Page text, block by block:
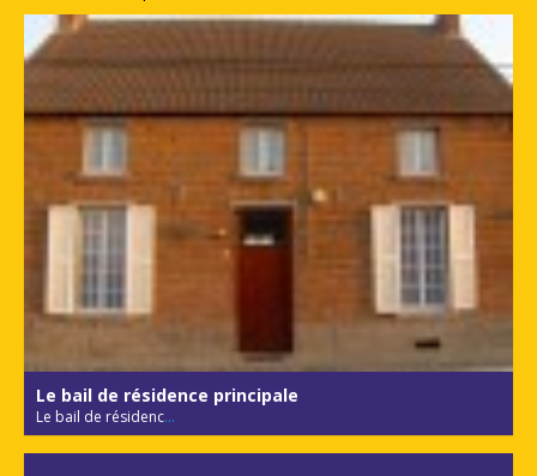
Le bail de résidence principale
Le bail de résidenc...